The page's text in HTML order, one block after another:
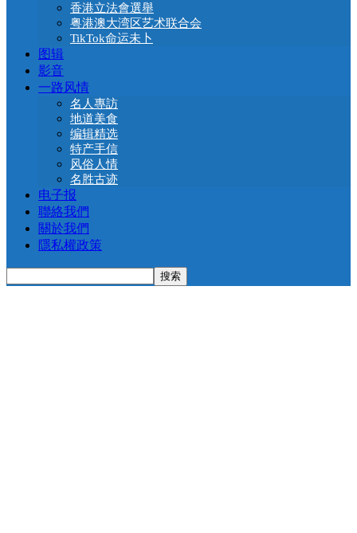
香港立法會選舉
粤港澳大湾区艺术联合会
TikTok命运未卜
图辑
影音
一路风情
名人專訪
地道美食
编辑精选
特产手信
风俗人情
名胜古迹
电子报
聯絡我們
關於我們
隱私權政策